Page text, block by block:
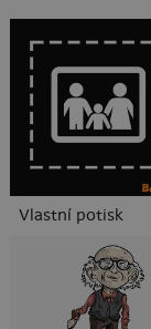
Vlastní potisk